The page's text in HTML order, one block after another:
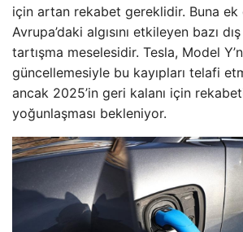
için artan rekabet gereklidir. Buna ek
Avrupa’daki algısını etkileyen bazı
tartışma meselesidir. Tesla, Model
güncellemesiyle bu kayıpları telafi
ancak 2025’in geri kalanı için
yoğunlaşması bekleniyor.